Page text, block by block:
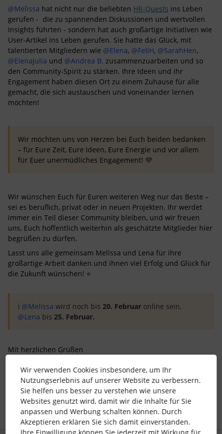
@Melissa hat nicht nur die beliebten HR-Quests ins Leben
gerufen - die zu spannenden Diskussionen und wertvollen
Insights führten - sondern hat auch großartige Initiativen wie
User-Artikel ins Leben gerufen. Sie hatte das Glück, mit
talentierten Mitgliedern wie ​ @Elena, ​ @FeliH, ​ @SarahHen, ​
@ElenaJulia und ​ @Andrea B. zusammenzuarbeiten und so
den Community-Spirit zu stärken. Ihre Ideen und ihr
Engagement haben diesen Ort zu einem Zuhause für alle
gemacht, die sich austauschen und voneinander lernen
möchten!
Wir möchten uns von Herzen bei Euch beiden bedanken
– für Eure Zeit, Eure Ideen, Eure Energie und vor allem
für Euer unermüdliches Engagement! 💜
Wir wünschen Euch für Euren weiteren Weg nur das Beste –
sei es beruflich, privat oder in neuen Projekten. Ihr werdet
immer ein Teil dieser Community bleiben, und wir freuen
uns, Euch hoffentlich weiterhin als geschätzte Mitglieder hier
begrüßen zu dürfen.
Lasst uns alle gemeinsam Melissa und Lena für ihre
großartige Arbeit danken und ihnen viel Erfolg und Glück für
die Zukunft wünschen! ⭐️
ℹ️ ​ @Melissa wird noch bis 20. Februar online sein, ​
@Lena bis 25. Februar.
Mit herzlichen Grüßen
16 Menschen gefällt dies
Wir verwenden Cookies insbesondere, um Ihr
Nutzungserlebnis auf unserer Website zu verbessern.
Sie helfen uns besser zu verstehen wie unsere
Websites genutzt wird, damit wir die Inhalte für Sie
anpassen und Werbung schalten können. Durch
Akzeptieren erklären Sie sich damit einverstanden.
Ihre Einwilligung können Sie jederzeit mit Wirkung für